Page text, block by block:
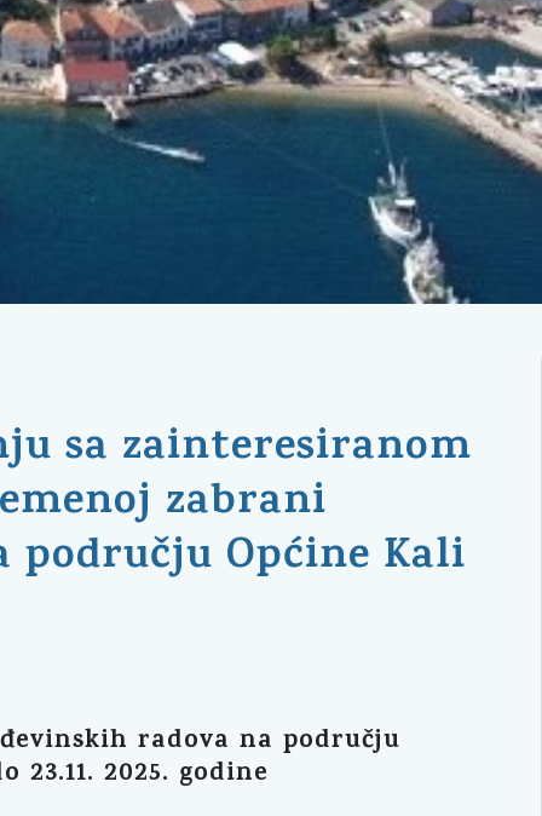
sa zainteresiranom
zabrani
području Općine Kali
radova na području
2025. godine